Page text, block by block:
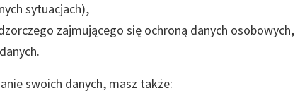
sytuacjach),
zajmującego się ochroną danych osobowych,
swoich danych, masz także: